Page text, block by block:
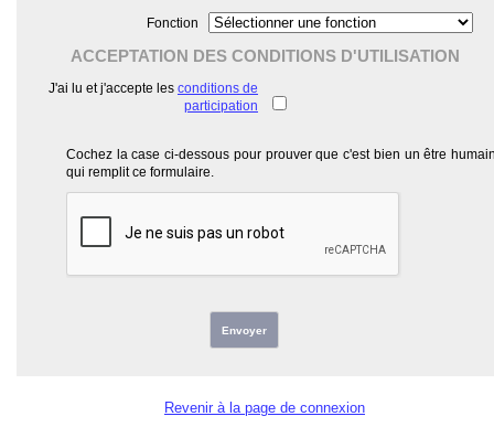
Fonction
ACCEPTATION DES CONDITIONS D'UTILISATION
J'ai lu et j'accepte les conditions de
participation
Cochez la case ci-dessous pour prouver que c'est bien un être
qui remplit ce formulaire.
Envoyer
Revenir à la page de connexion